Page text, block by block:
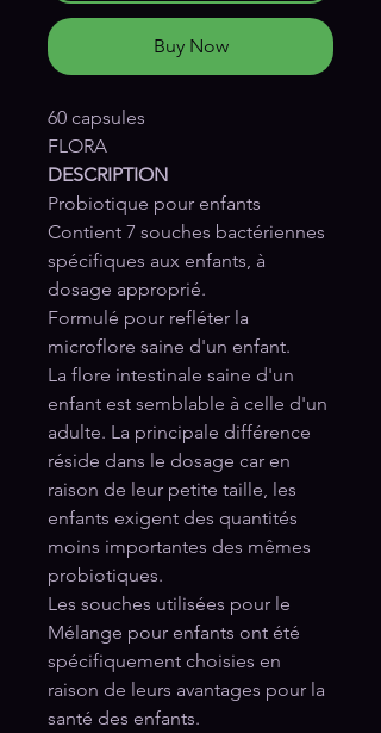
Buy Now
60 capsules
FLORA
DESCRIPTION
Probiotique pour enfants
Contient 7 souches bactériennes
spécifiques aux enfants, à
dosage approprié.
Formulé pour refléter la
microflore saine d'un enfant.
La flore intestinale saine d'un
enfant est semblable à celle d'un
adulte. La principale différence
réside dans le dosage car en
raison de leur petite taille, les
enfants exigent des quantités
moins importantes des mêmes
probiotiques.
Les souches utilisées pour le
Mélange pour enfants ont été
spécifiquement choisies en
raison de leurs avantages pour la
santé des enfants.